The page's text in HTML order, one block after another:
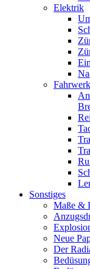
Elektrik
Sonstiges
Maße &
Neue
Der